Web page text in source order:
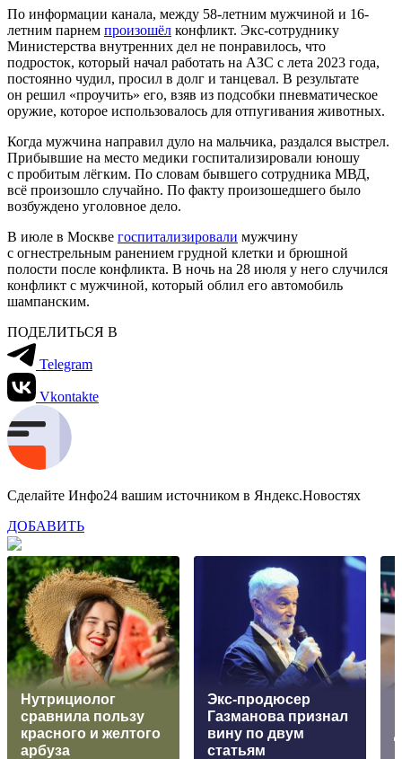
По информации канала, между 58-летним мужчиной и 16-
летним парнем произошёл конфликт. Экс-сотруднику
Министерства внутренних дел не понравилось, что
подросток, который начал работать на АЗС с лета 2023 года,
постоянно чудил, просил в долг и танцевал. В результате
он решил «проучить» его, взяв из подсобки пневматическое
оружие, которое использовалось для отпугивания животных.
Когда мужчина направил дуло на мальчика, раздался выстрел.
Прибывшие на место медики госпитализировали юношу
с пробитым лёгким. По словам бывшего сотрудника МВД,
всё произошло случайно. По факту произошедшего было
возбуждено уголовное дело.
В июле в Москве госпитализировали мужчину
с огнестрельным ранением грудной клетки и брюшной
полости после конфликта. В ночь на 28 июля у него случился
конфликт с мужчиной, который облил его автомобиль
шампанским.
ПОДЕЛИТЬСЯ В
Telegram
Vkontakte
Сделайте Инфо24 вашим источником в Яндекс.Новостях
ДОБАВИТЬ
Нутрициолог
сравнила пользу
красного и желтого
арбуза
Экс-продюсер
Газманова признал
вину по двум
статьям